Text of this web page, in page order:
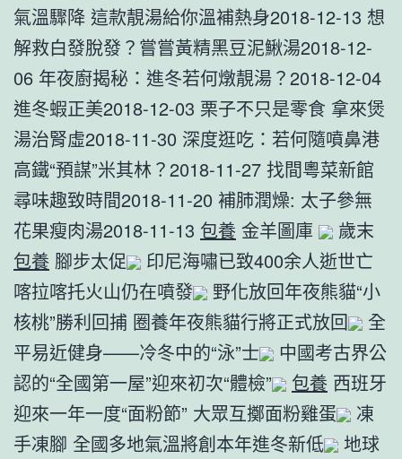
氣溫驟降 這款靚湯給你溫補熱身2018-12-13 想
解救白發脫發？嘗嘗黃精黑豆泥鰍湯2018-12-
06 年夜廚揭秘：進冬若何燉靚湯？2018-12-04
進冬蝦正美2018-12-03 栗子不只是零食 拿來煲
湯治腎虛2018-11-30 深度逛吃：若何隨噴鼻港
高鐵“預謀”米其林？2018-11-27 找間粵菜新館
尋味趣致時間2018-11-20 補肺潤燥: 太子參無
花果瘦肉湯2018-11-13 包養 金羊圖庫
歲末
包養 腳步太促
印尼海嘯已致400余人逝世亡
喀拉喀托火山仍在噴發
野化放回年夜熊貓“小
核桃”勝利回捕 圈養年夜熊貓行將正式放回
全
平易近健身——冷冬中的“泳”士
中國考古界公
認的“全國第一屋”迎來初次“體檢”
包養 西班牙
迎來一年一度“面粉節” 大眾互擲面粉雞蛋
凍
手凍腳 全國多地氣溫將創本年進冬新低
地球